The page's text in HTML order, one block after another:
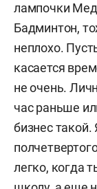
лампочки
Бадминтон,
неплохо.
касается
не очень.
час раньше
бизнес
легко, когда